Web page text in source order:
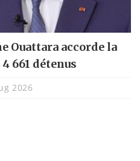
Ouattara accorde la
661 détenus
2026